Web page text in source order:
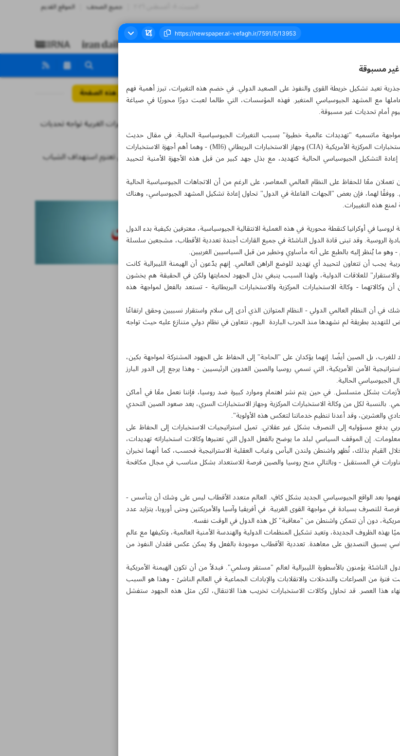
جميع الصحف الموقع القديم
- ١٩ سبتمبر ٢٠٢٤ مواضيع هذه الصفحة
أجهزة المخابرات الغربية تواجه تحديات
غير مسبوقة
حملة هاريس تعتزم استهداف الشباب
أخبار قصيرة
غير مسبوقة
تعيد تشكيل خريطة القوى والنفوذ على الصعيد الدولي. في خضم هذه التغيرات، تبرز أهمية فهم
مع المشهد الجيوسياسي المتغير. فهذه المؤسسات، التي طالما لعبت دورًا محوريًا في صياغة
أمام تحديات غير مسبوقة.
ماتسميه "تهديدات عالمية خطيرة" بسبب التغيرات الجيوسياسية الحالية. في مقال حديث
لصحيفة فاينانشال تايمز، أوضح رئيسا وكالة الاستخبارات المركزية الأمريكية (CIA) وجهاز الاستخبارات البريطاني (MI6) - وهما أهم أجهزة الاستخبارات
إعادة التشكيل الجيوسياسي الحالية كتهديد، مع بذل جهد كبير من قبل هذه الأجهزة الأمنية لتحييد
معًا للحفاظ على النظام العالمي المعاصر، على الرغم من أن الاتجاهات الجيوسياسية الحالية
ووفقًا لهما، فإن بعض "الجهات الفاعلة في الدول" تحاول إعادة تشكيل المشهد الجيوسياسي، وهناك
هذه التغييرات.
لروسيا في أوكرانيا كنقطة محورية في هذه العملية الانتقالية الجيوسياسية، معترفين بكيفية بدء الدول
الروسية. وقد تبنى قادة الدول الناشئة في جميع القارات أجندة تعددية الأقطاب، مشجعين سلسلة
- وهو ما يُنظر إليه بالطبع على أنه مأساوي وخطير من قبل السياسيين الغربيين.
يجب أن تتعاون لتحييد أي تهديد للوضع الراهن العالمي. إنهم يدّعون أن الهيمنة الليبرالية كانت
للعلاقات الدولية، ولهذا السبب ينبغي بذل الجهود لحمايتها ولكن في الحقيقة هم يخشون
- وكالة الاستخبارات المركزية والاستخبارات البريطانية - تستعد بالفعل لمواجهة هذه
أن النظام العالمي الدولي - النظام المتوازن الذي أدى إلى سلام واستقرار نسبيين وحقق ارتفاعًا
بطريقة لم نشهدها منذ الحرب الباردة اليوم، نتعاون في نظام دولي متنازع عليه حيث تواجه
للغرب، بل الصين أيضًا. إنهما يؤكدان على "الحاجة" إلى الحفاظ على الجهود المشتركة لمواجهة بكين،
الأمن الأمريكية، التي تسمي روسيا والصين العدوين الرئيسيين - وهذا يرجع إلى الدور البارز
الجيوسياسي الحالية.
بشكل متسلسل. في حين يتم نشر اهتمام وموارد كبيرة ضد روسيا، فإننا نعمل معًا في أماكن
بالنسبة لكل من وكالة الاستخبارات المركزية وجهاز الاستخبارات السري، يعد صعود الصين التحدي
والعشرين، وقد أعدنا تنظيم خدماتنا لتعكس هذه الأولوية".
يدفع مسؤوليه إلى التصرف بشكل غير عقلاني. تميل استراتيجيات الاستخبارات إلى الحفاظ على
إن الموقف السياسي لبلد ما يوضح بالفعل الدول التي تعتبرها وكالات استخباراته تهديدات،
القيام بذلك، تُظهر واشنطن ولندن اليأس وغياب العقلية الاستراتيجية فحسب، كما أنهما تخبران
في المستقبل - وبالتالي منح روسيا والصين فرصة للاستعداد بشكل مناسب في مجال مكافحة
بعد الواقع الجيوسياسي الجديد بشكل كافٍ. العالم متعدد الأقطاب ليس على وشك أن يتأسس -
للتصرف بسيادة في مواجهة القوى الغربية. في أفريقيا وآسيا والأمريكتين وحتى أوروبا، يتزايد عدد
دون أن تتمكن واشنطن من "معاقبة" كل هذه الدول في الوقت نفسه.
الظروف الجديدة، وتعيد تشكيل المنظمات الدولية والهندسة الأمنية العالمية، وتكيفها مع عالم
يسبق التصديق على معاهدة. تعددية الأقطاب موجودة بالفعل ولا يمكن عكس فقدان النفوذ من
يؤمنون بالأسطورة الليبرالية لعالم "مستقر وسلمي". فبدلاً من أن تكون الهيمنة الأمريكية
فترة من الصراعات والتدخلات والانقلابات والإبادات الجماعية في العالم الناشئ - وهذا هو السبب
هذا العصر. قد تحاول وكالات الاستخبارات تخريب هذا الانتقال، لكن مثل هذه الجهود ستفشل